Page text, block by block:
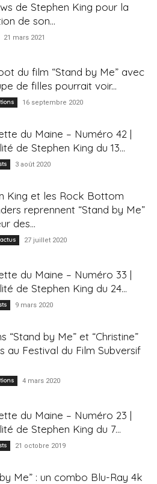
de Stephen King pour la
de son...
21 mars 2021
du film “Stand by Me” avec
de filles pourrait voir...
16 septembre 2020
du Maine – Numéro 42 |
de Stephen King du 13...
3 août 2020
King et les Rock Bottom
reprennent “Stand by Me”
des...
27 juillet 2020
du Maine – Numéro 33 |
de Stephen King du 24...
9 mars 2020
“Stand by Me” et “Christine”
au Festival du Film Subversif
4 mars 2020
du Maine – Numéro 23 |
de Stephen King du 7...
21 octobre 2019
Me” : un combo Blu-Ray 4k